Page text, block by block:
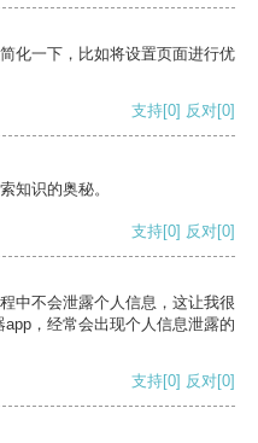
化一下，比如将设置页面进行优
支持[0] 反对[0]
知识的奥秘。
支持[0] 反对[0]
中不会泄露个人信息，这让我很
，经常会出现个人信息泄露的
支持[0] 反对[0]